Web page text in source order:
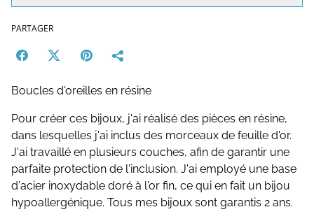
PARTAGER
Boucles d'oreilles en résine
Pour créer ces bijoux, j'ai réalisé des pièces en résine,
dans lesquelles j'ai inclus des morceaux de feuille d'or.
J'ai travaillé en plusieurs couches, afin de garantir une
parfaite protection de l'inclusion. J'ai employé une base
d'acier inoxydable doré à l'or fin, ce qui en fait un bijou
hypoallergénique. Tous mes bijoux sont garantis 2 ans.